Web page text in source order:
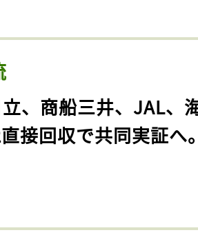
立、商船三井、JAL、
接回収で共同実証へ